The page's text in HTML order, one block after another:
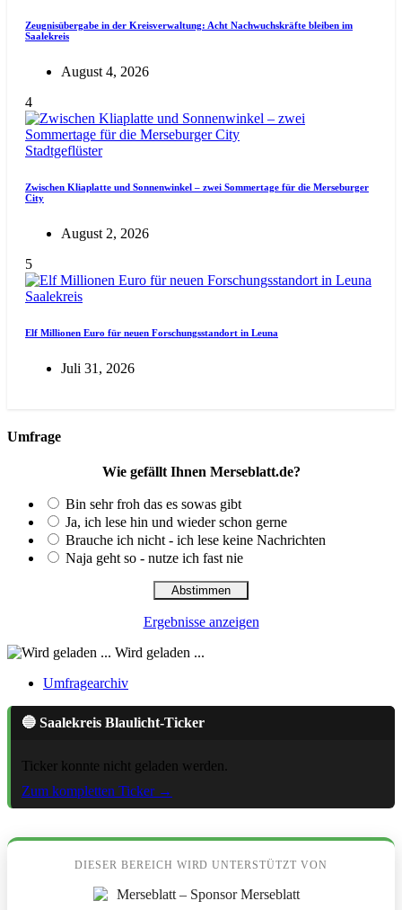
Zeugnisübergabe in der Kreisverwaltung: Acht Nachwuchskräfte bleiben im
Saalekreis
August 4, 2026
4
Stadtgeflüster
Zwischen Kliaplatte und Sonnenwinkel – zwei Sommertage für die Merseburger
City
August 2, 2026
5
Saalekreis
Elf Millionen Euro für neuen Forschungsstandort in Leuna
Juli 31, 2026
Umfrage
Wie gefällt Ihnen Merseblatt.de?
Bin sehr froh das es sowas gibt
Ja, ich lese hin und wieder schon gerne
Brauche ich nicht - ich lese keine Nachrichten
Naja geht so - nutze ich fast nie
Ergebnisse anzeigen
Wird geladen ...
Umfragearchiv
🔵 Saalekreis Blaulicht-Ticker
Ticker konnte nicht geladen werden.
Zum kompletten Ticker →
DIESER BEREICH WIRD UNTERSTÜTZT VON